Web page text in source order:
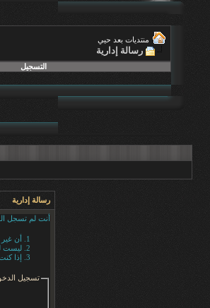
منتديات بعد حيي
رسالة إدارية
التسجيل
رسالة إدارية
أنت لم تسجل
أن
ليست
إذا
تسجيل